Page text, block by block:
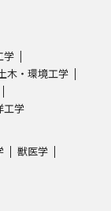
見
見
学
木・環境工学
工学
獣医学